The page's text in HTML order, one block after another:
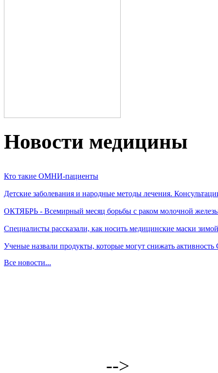
Новости медицины
Кто такие ОМНИ-пациенты
Детские заболевания и народные методы лечения.
ОКТЯБРЬ - Всемирный месяц борьбы с раком молочной
Специалисты рассказали, как носить медицинские маски зимой
Ученые назвали продукты, которые могут снижать
Все новости...
-->